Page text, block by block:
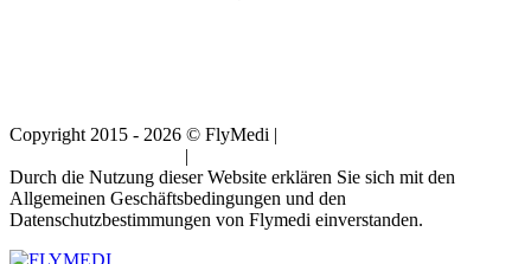
Copyright 2015 - 2026 © FlyMedi |
|
Durch die Nutzung dieser Website erklären Sie sich mit den
Allgemeinen Geschäftsbedingungen und den
Datenschutzbestimmungen von Flymedi einverstanden.